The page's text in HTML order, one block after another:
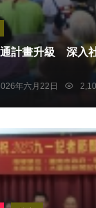
計畫升級 深入
年六月22日